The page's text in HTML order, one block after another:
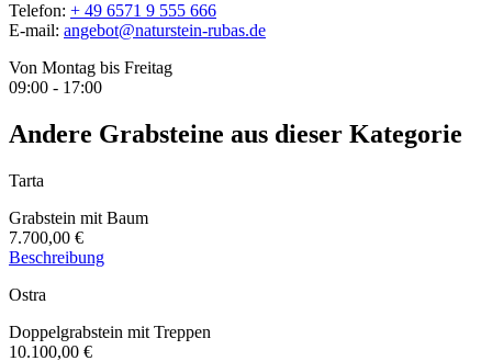
Telefon: + 49 6571 9 555 666
E-mail: angebot@naturstein-rubas.de
Von Montag bis Freitag
09:00 - 17:00
Andere Grabsteine ​​aus dieser Kategorie
Tarta
Grabstein mit Baum
7.700,00 €
Beschreibung
Ostra
Doppelgrabstein mit Treppen
10.100,00 €